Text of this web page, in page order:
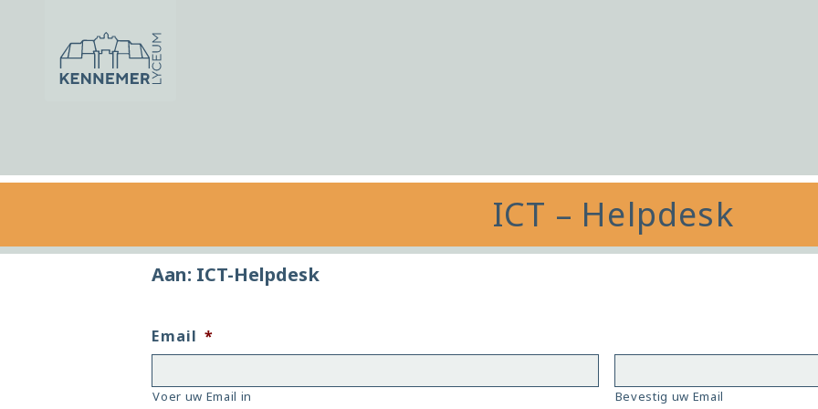
ICT – Helpdesk
Aan: ICT-Helpdesk
Email *
Voer uw Email in Bevestig uw Email